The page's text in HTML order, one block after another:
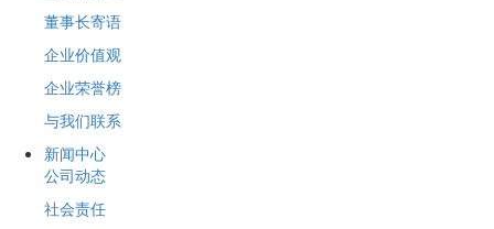
董事长寄语
企业价值观
企业荣誉榜
与我们联系
新闻中心
公司动态
社会责任